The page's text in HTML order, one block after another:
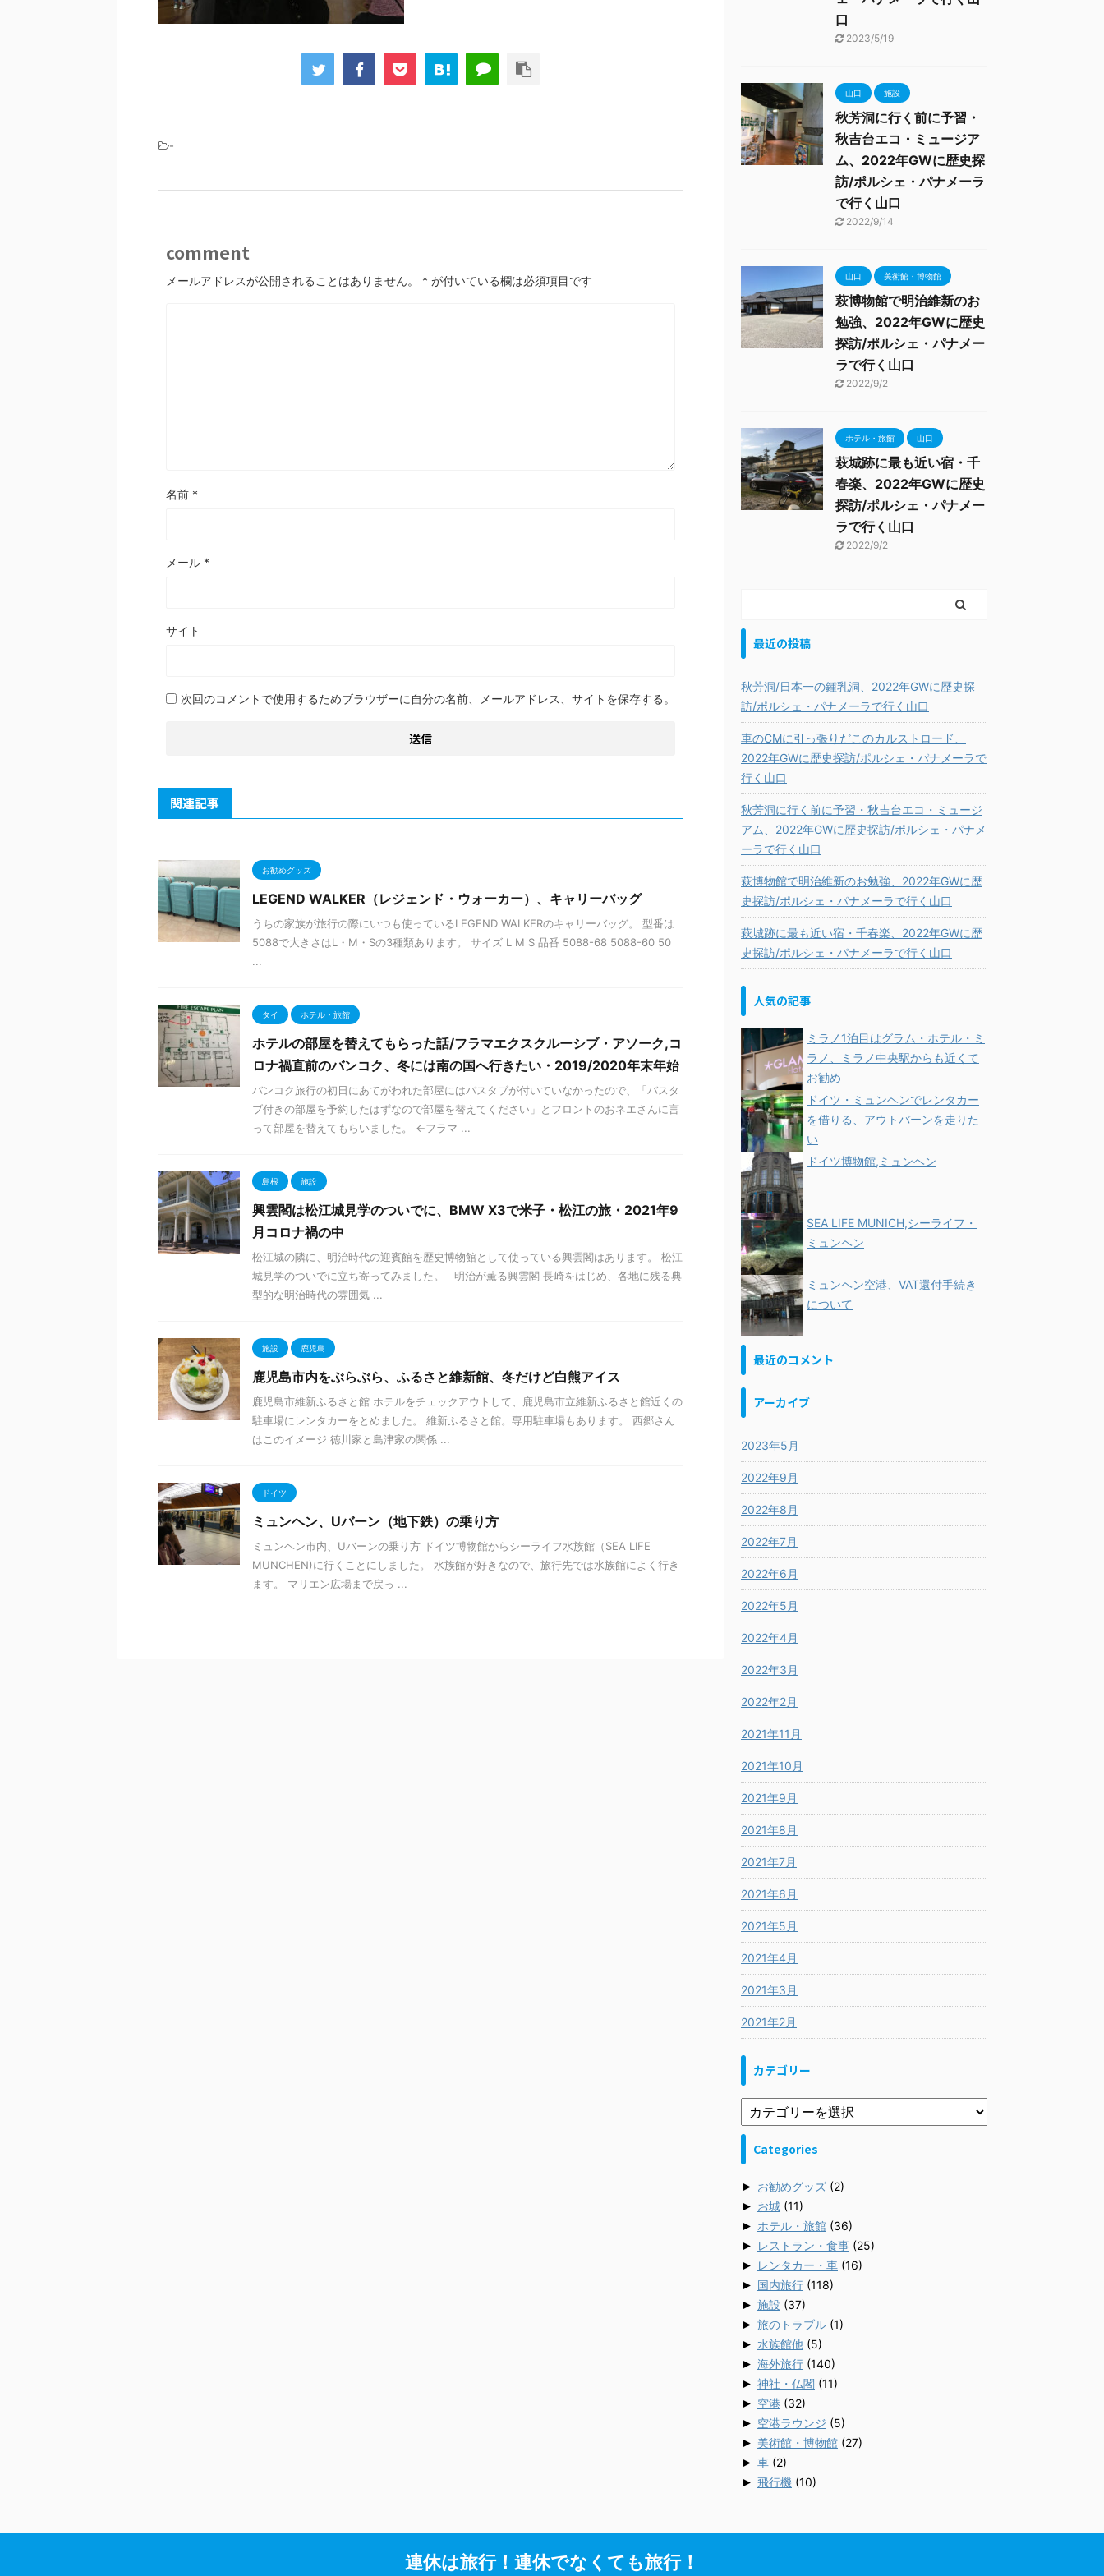
-
comment
メールアドレスが公開されることはありません。 * が付いている欄は必須項目です
名前 *
メール *
サイト
次回のコメントで使用するためブラウザーに自分の名前、メールアドレス、サイトを保存する。
関連記事
お勧めグッズ
LEGEND WALKER（レジェンド・ウォーカー）、キャリーバッグ
うちの家族が旅行の際にいつも使っているLEGEND WALKERのキャリーバッグ。 型番は
5088で大きさはL・M・Sの3種類あります。 サイズ L M S 品番 5088-68 5088-60 50
...
タイ ホテル・旅館
ホテルの部屋を替えてもらった話/フラマエクスクルーシブ・アソーク,コ
ロナ禍直前のバンコク、冬には南の国へ行きたい・2019/2020年末年始
バンコク旅行の初日にあてがわれた部屋にはバスタブが付いていなかったので、「バスタ
ブ付きの部屋を予約したはずなので部屋を替えてください」とフロントのおネエさんに言
って部屋を替えてもらいました。 ←フラマ ...
島根 施設
興雲閣は松江城見学のついでに、BMW X3で米子・松江の旅・2021年9
月コロナ禍の中
松江城の隣に、明治時代の迎賓館を歴史博物館として使っている興雲閣はあります。 松江
城見学のついでに立ち寄ってみました。 明治が薫る興雲閣 長崎をはじめ、各地に残る典
型的な明治時代の雰囲気 ...
施設 鹿児島
鹿児島市内をぶらぶら、ふるさと維新館、冬だけど白熊アイス
鹿児島市維新ふるさと館 ホテルをチェックアウトして、鹿児島市立維新ふるさと館近くの
駐車場にレンタカーをとめました。 維新ふるさと館。専用駐車場もあります。 西郷さん
はこのイメージ 徳川家と島津家の関係 ...
ドイツ
ミュンヘン、Uバーン（地下鉄）の乗り方
ミュンヘン市内、Uバーンの乗り方 ドイツ博物館からシーライフ水族館（SEA LIFE
MUNCHEN)に行くことにしました。 水族館が好きなので、旅行先では水族館によく行き
ます。 マリエン広場まで戻っ ...
口
2023/5/19
山口 施設
秋芳洞に行く前に予習・
秋吉台エコ・ミュージア
ム、2022年GWに歴史探
訪/ポルシェ・パナメーラ
で行く山口
2022/9/14
山口 美術館・博物館
萩博物館で明治維新のお
勉強、2022年GWに歴史
探訪/ポルシェ・パナメー
ラで行く山口
2022/9/2
ホテル・旅館 山口
萩城跡に最も近い宿・千
春楽、2022年GWに歴史
探訪/ポルシェ・パナメー
ラで行く山口
2022/9/2
最近の投稿
秋芳洞/日本一の鍾乳洞、2022年GWに歴史探
訪/ポルシェ・パナメーラで行く山口
車のCMに引っ張りだこのカルストロード、
2022年GWに歴史探訪/ポルシェ・パナメーラで
行く山口
秋芳洞に行く前に予習・秋吉台エコ・ミュージ
アム、2022年GWに歴史探訪/ポルシェ・パナメ
ーラで行く山口
萩博物館で明治維新のお勉強、2022年GWに歴
史探訪/ポルシェ・パナメーラで行く山口
萩城跡に最も近い宿・千春楽、2022年GWに歴
史探訪/ポルシェ・パナメーラで行く山口
人気の記事
ミラノ1泊目はグラム・ホテル・ミ
ラノ、ミラノ中央駅からも近くて
お勧め
ドイツ・ミュンヘンでレンタカー
を借りる、アウトバーンを走りた
い
ドイツ博物館,ミュンヘン
SEA LIFE MUNICH,シーライフ・
ミュンヘン
ミュンヘン空港、VAT還付手続き
について
最近のコメント
アーカイブ
2023年5月
2022年9月
2022年8月
2022年7月
2022年6月
2022年5月
2022年4月
2022年3月
2022年2月
2021年11月
2021年10月
2021年9月
2021年8月
2021年7月
2021年6月
2021年5月
2021年4月
2021年3月
2021年2月
カテゴリー
Categories
► お勧めグッズ (2)
► お城 (11)
► ホテル・旅館 (36)
► レストラン・食事 (25)
► レンタカー・車 (16)
► 国内旅行 (118)
► 施設 (37)
► 旅のトラブル (1)
► 水族館他 (5)
► 海外旅行 (140)
► 神社・仏閣 (11)
► 空港 (32)
► 空港ラウンジ (5)
► 美術館・博物館 (27)
► 車 (2)
► 飛行機 (10)
連休は旅行！連休でなくても旅行！